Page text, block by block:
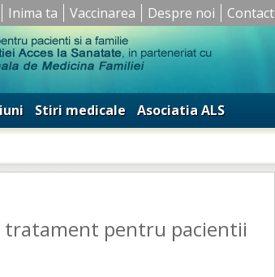
Inima ta Vaccinarea Despre noi Contact
Stiri medicale
Asociatia ALS
tratament pentru pacientii